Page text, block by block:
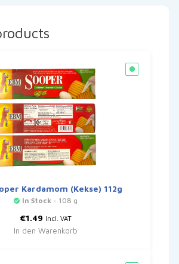
Kardamom (Kekse) 112g
In Stock - 108 g
€1.49 Incl. VAT
In den Warenkorb